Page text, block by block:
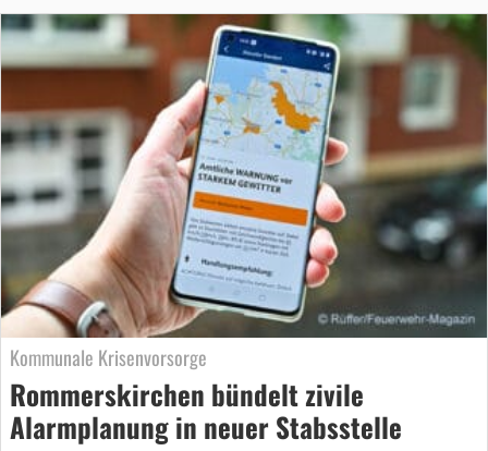
Kommunale Krisenvorsorge
Rommerskirchen bündelt zivile
Alarmplanung in neuer Stabsstelle